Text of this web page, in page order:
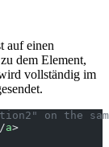
auf einen
dem Element,
vollständig im
on the
a>